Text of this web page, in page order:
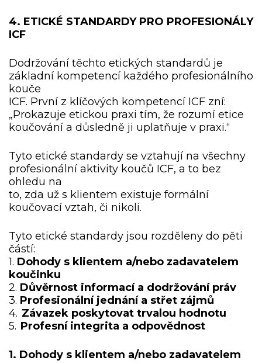
4. ETICKÉ STANDARDY PRO PROFESIONÁLY
ICF
Dodržování těchto etických standardů je
základní kompetencí každého profesionálního
kouče
ICF. První z klíčových kompetencí ICF zní:
„Prokazuje etickou praxi tím, že rozumí etice
koučování a důsledně ji uplatňuje v praxi.“
Tyto etické standardy se vztahují na všechny
profesionální aktivity koučů ICF, a to bez
ohledu na
to, zda už s klientem existuje formální
koučovací vztah, či nikoli.
Tyto etické standardy jsou rozděleny do pěti
částí:
1. Dohody s klientem a/nebo zadavatelem
koučinku
2. Důvěrnost informací a dodržování práv
3. Profesionální jednání a střet zájmů
4. Závazek poskytovat trvalou hodnotu
5. Profesní integrita a odpovědnost
1. Dohody s klientem a/nebo zadavatelem